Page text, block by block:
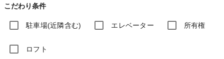
こだわり条件
駐車場(近隣含む) エレベーター 所有権
ロフト